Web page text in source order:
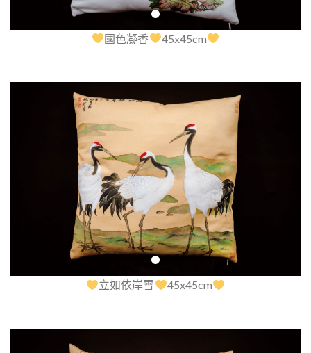
國色凝香 45x45cm
立如依岸雪 45x45cm